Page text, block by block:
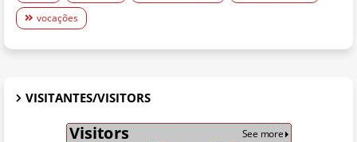
vocações
VISITANTES/VISITORS